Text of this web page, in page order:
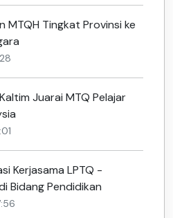
MTQH Tingkat Provinsi ke
Juarai MTQ Pelajar
Kerjasama LPTQ -
Bidang Pendidikan